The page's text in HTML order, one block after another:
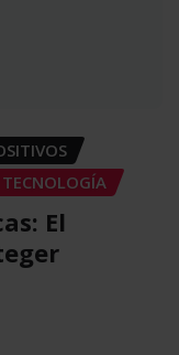
TECNOLOGÍA
El